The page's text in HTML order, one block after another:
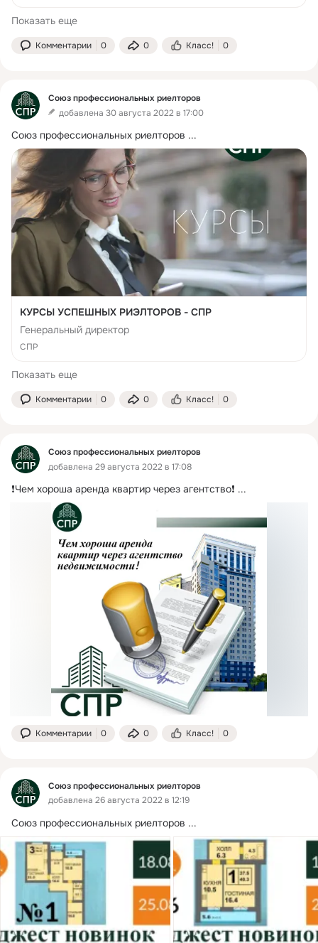
Показать еще
Комментарии 0 0 Класс! 0
Союз профессиональных риелторов
добавлена 30 августа 2022 в 17:00
Союз профессиональных риелторов ...
КУРСЫ УСПЕШНЫХ РИЭЛТОРОВ - СПР
Генеральный директор
СПР
Показать еще
Комментарии 0 0 Класс! 0
Союз профессиональных риелторов
добавлена 29 августа 2022 в 17:08
❗Чем хороша аренда квартир через агентство❗ ...
Комментарии 0 0 Класс! 0
Союз профессиональных риелторов
добавлена 26 августа 2022 в 12:19
Союз профессиональных риелторов ...